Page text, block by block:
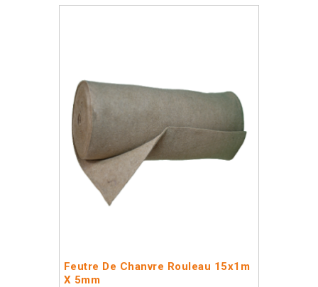
Feutre De Chanvre Rouleau 15x1m
X 5mm